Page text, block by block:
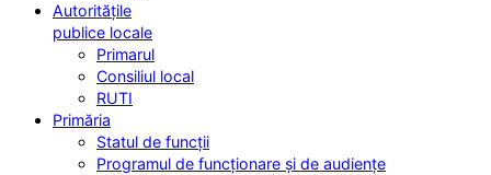
Autoritățile
publice locale
Primarul
Consiliul local
RUTI
Primăria
Statul de funcții
Programul de funcționare și de audiențe